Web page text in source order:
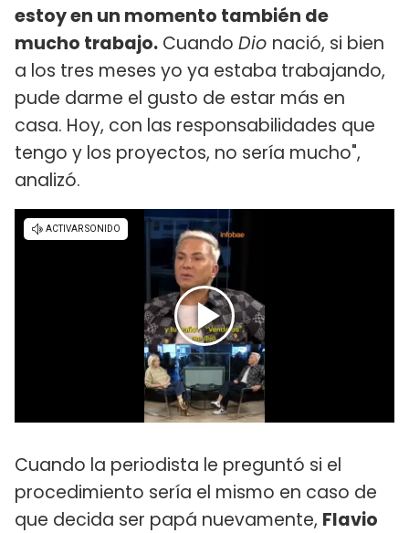
estoy en un momento también de
mucho trabajo. Cuando Dio nació, si bien
a los tres meses yo ya estaba trabajando,
pude darme el gusto de estar más en
casa. Hoy, con las responsabilidades que
tengo y los proyectos, no sería mucho",
analizó.
Cuando la periodista le preguntó si el
procedimiento sería el mismo en caso de
que decida ser papá nuevamente, Flavio